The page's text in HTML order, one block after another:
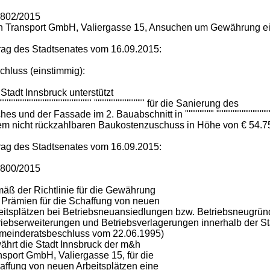
2015
Transport GmbH, Valiergasse 15, Ansuchen um Gewährung
des Stadtsenates vom 16.09.2015:
(einstimmig):
Innsbruck unterstützt
"""""""""""""" für die Sanierung des
und der Fassade im 2. Bauabschnitt in """"""""
nicht rückzahlbaren Baukostenzuschuss in Höhe von €
des Stadtsenates vom 16.09.2015:
2015
der Richtlinie für die Gewährung
für die Schaffung von neuen
bei Betriebsneuansiedlungen bzw.
und Betriebsverlagerungen innerhalb der
vom 22.06.1995)
die Stadt Innsbruck der m&h
GmbH, Valiergasse 15, für die
von neuen Arbeitsplätzen eine